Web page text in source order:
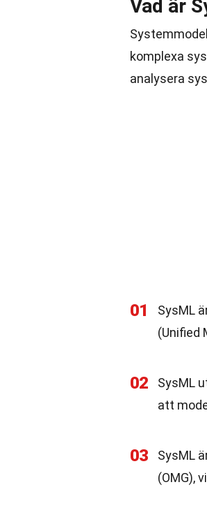
Vad är
komplexa
analysera
01
SysML
(Unified
02
SysML
att
03
SysML
(OMG),